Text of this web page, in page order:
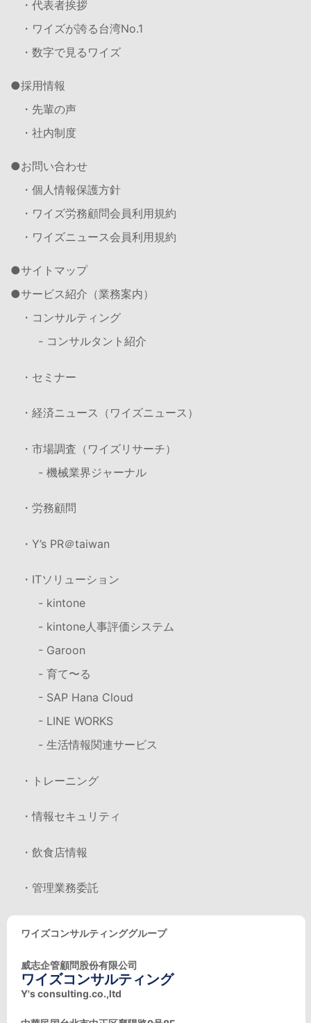
・代表者挨拶
・ワイズが誇る台湾No.1
・数字で見るワイズ
採用情報
・先輩の声
・社内制度
お問い合わせ
・個人情報保護方針
・ワイズ労務顧問会員利用規約
・ワイズニュース会員利用規約
サイトマップ
サービス紹介（業務案内）
・コンサルティング
- コンサルタント紹介
・セミナー
・経済ニュース（ワイズニュース）
・市場調査（ワイズリサーチ）
- 機械業界ジャーナル
・労務顧問
・Y’s PR＠taiwan
・ITソリューション
- kintone
- kintone人事評価システム
- Garoon
- 育て〜る
- SAP Hana Cloud
- LINE WORKS
- 生活情報関連サービス
・トレーニング
・情報セキュリティ
・飲食店情報
・管理業務委託
ワイズコンサルティンググループ
威志企管顧問股份有限公司
ワイズコンサルティング
Y's consulting.co.,ltd